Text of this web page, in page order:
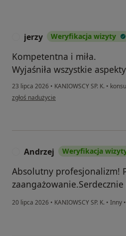
jerzy Weryfikacja wizyty
Kompetentna i miła.
Wyjaśniła wszystkie
23 lipca 2026 • KANIOWSCY SP. K. •
w opinii użytkownika jerzy
zgłoś nadużycie
Andrzej Weryfikacja
Absolutny profesjonalizm!
20 lipca 2026 • KANIOWSCY SP. K. • Inny •